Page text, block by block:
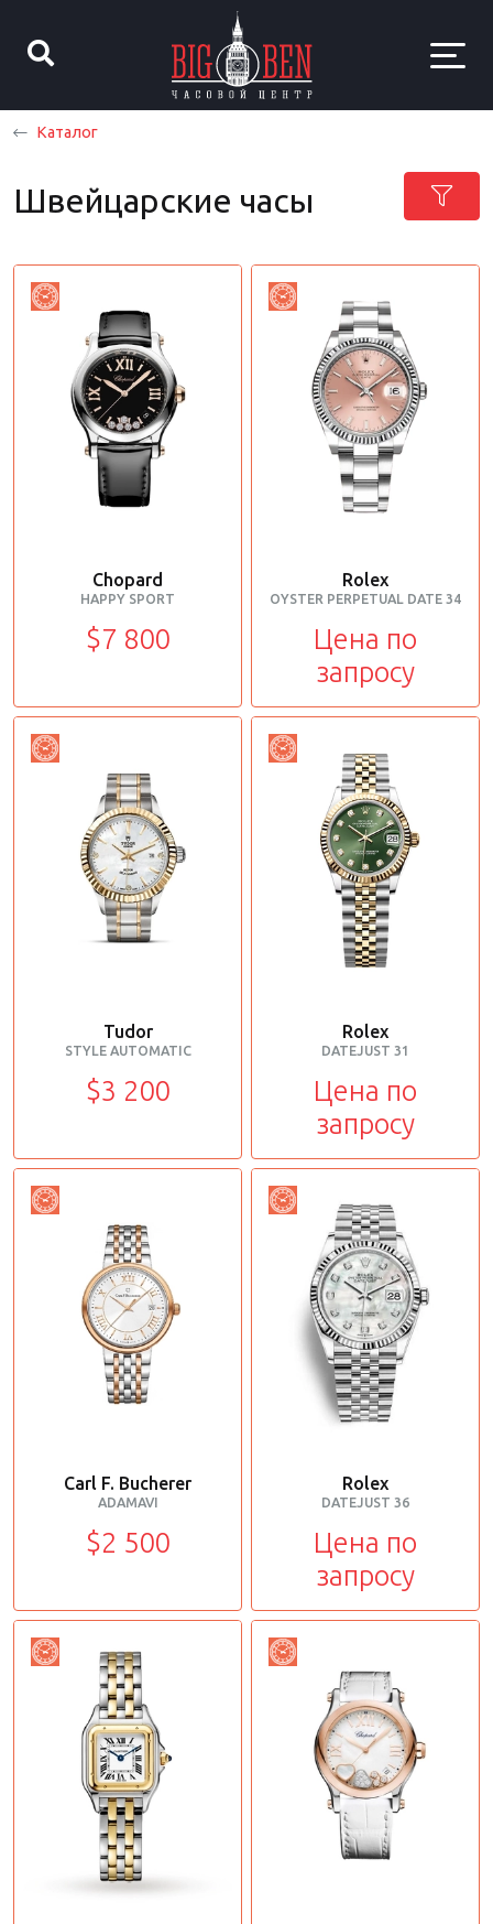
Каталог
Швейцарские часы
Chopard
HAPPY SPORT
$7 800
Rolex
OYSTER PERPETUAL DATE 34
Цена по
запросу
Tudor
STYLE AUTOMATIC
$3 200
Rolex
DATEJUST 31
Цена по
запросу
Carl F. Bucherer
ADAMAVI
$2 500
Rolex
DATEJUST 36
Цена по
запросу